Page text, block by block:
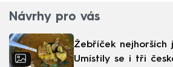
Návrhy pro vás
Žebříček nejhorších
Umístily se i tři